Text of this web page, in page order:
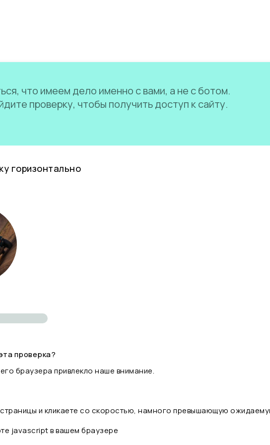
что имеем дело именно с вами, а не с ботом.
проверку, чтобы получить доступ к сайту.
горизонтально
проверка?
браузера привлекло наше внимание.
и кликаете со скоростью, намного превышающую
javascript в вашем браузере